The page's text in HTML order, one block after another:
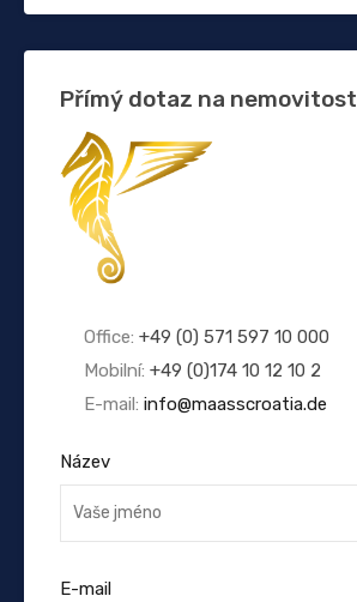
Přímý dotaz na nemovitost
Office: +49 (0) 571 597 10 000
Mobilní: +49 (0)174 10 12 10 2
E-mail: info@maasscroatia.de
Název
E-mail